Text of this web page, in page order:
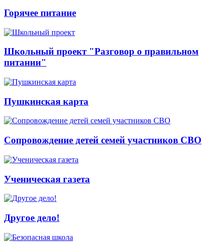
Горячее питание
Школьный проект "Разговор о правильном
питании"
Пушкинская карта
Сопровождение детей семей участников СВО
Ученическая газета
Другое дело!